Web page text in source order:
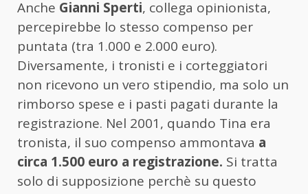
Anche Gianni Sperti, collega opinionista,
percepirebbe lo stesso compenso per
puntata (tra 1.000 e 2.000 euro).
Diversamente, i tronisti e i corteggiatori
non ricevono un vero stipendio, ma solo un
rimborso spese e i pasti pagati durante la
registrazione. Nel 2001, quando Tina era
tronista, il suo compenso ammontava a
circa 1.500 euro a registrazione. Si tratta
solo di supposizione perchè su questo